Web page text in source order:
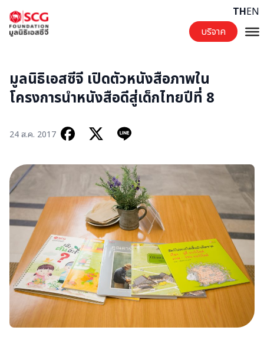
บริจาค
THEN
มูลนิธิเอสซีจี เปิดตัวหนังสือภาพใน
โครงการนำหนังสือดีสู่เด็กไทยปีที่ 8
24 ส.ค. 2017